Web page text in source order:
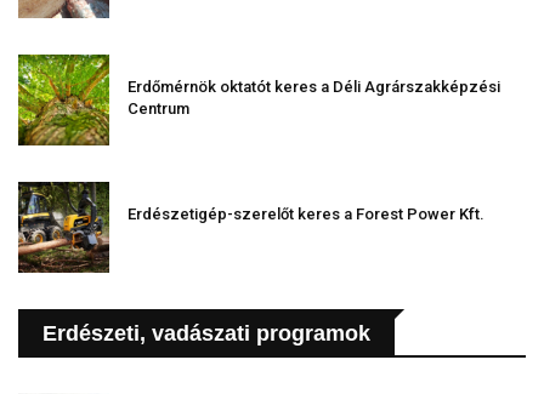
Erdőmérnök oktatót keres a Déli Agrárszakképzési
Centrum
Erdészetigép-szerelőt keres a Forest Power Kft.
Erdészeti, vadászati programok